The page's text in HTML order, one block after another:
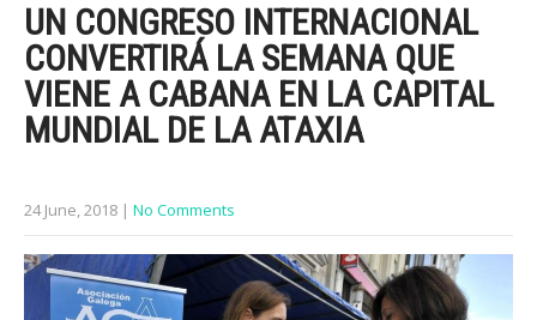
UN CONGRESO INTERNACIONAL
CONVERTIRÁ LA SEMANA QUE
VIENE A CABANA EN LA CAPITAL
MUNDIAL DE LA ATAXIA
24 June, 2018 | No Comments